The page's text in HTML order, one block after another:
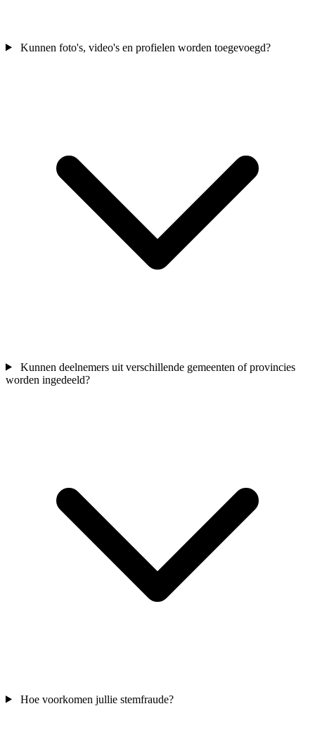
Kunnen foto's, video's en profielen worden toegevoegd?
Kunnen deelnemers uit verschillende gemeenten of provincies
worden ingedeeld?
Hoe voorkomen jullie stemfraude?